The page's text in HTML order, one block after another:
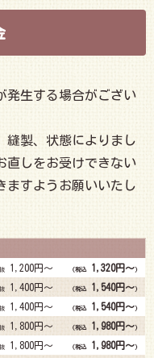
発生する場合がござい
縫製、状態によりまし
直しをお受けできない
ますようお願いいたし
1,200円～ (税込 1,320円～)
1,400円～ (税込 1,540円～)
1,400円～ (税込 1,540円～)
1,800円～ (税込 1,980円～)
1,800円～ (税込 1,980円～)